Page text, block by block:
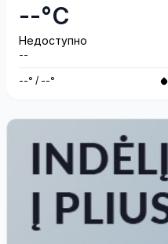
--°C
Недоступно
--
--° / --°